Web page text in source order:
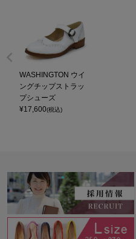
WASHINGTON ウイ
ングチップストラッ
プシューズ
¥17,600(税込)